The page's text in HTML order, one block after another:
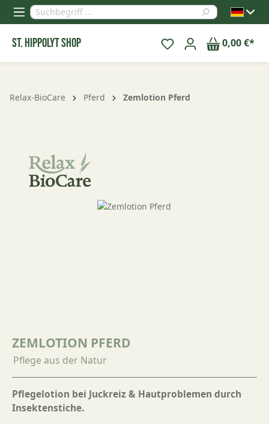
springen
St. Hippolyt Shop 0,00 €*
Relax-BioCare Pferd Zemlotion Pferd
Bildergalerie überspringen
ZEMLOTION PFERD
Pflege aus der Natur
Pflegelotion bei Juckreiz & Hautproblemen durch
Insektenstiche.